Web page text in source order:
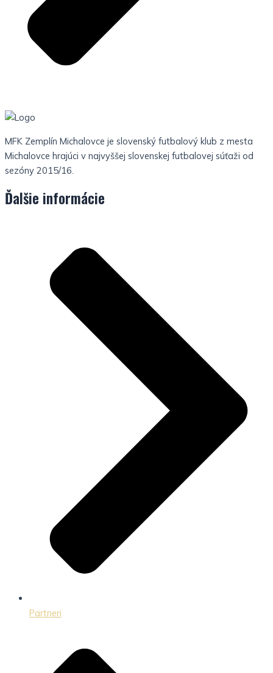
MFK Zemplín Michalovce je slovenský futbalový klub z mesta
Michalovce hrajúci v najvyššej slovenskej futbalovej súťaži od
sezóny 2015/16.
Ďalšie informácie
Partneri